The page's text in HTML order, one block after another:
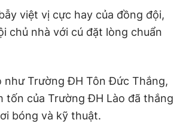
việt vị cực hay của đồng đội,
chủ nhà với cú đặt lòng chuẩn
Trường ĐH Tôn Đức Thắng,
tốn của Trường ĐH Lào đã thắng
bóng và kỹ thuật.